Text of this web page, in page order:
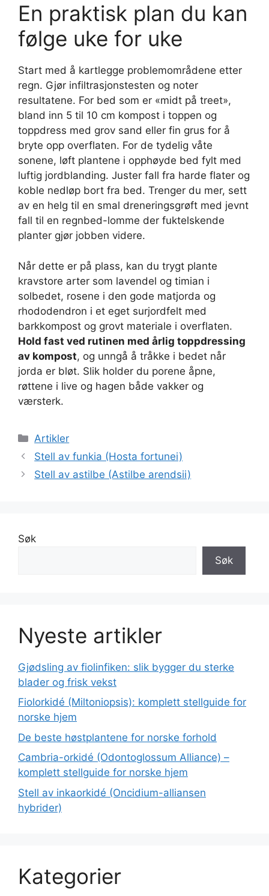
En praktisk plan du kan
følge uke for uke
Start med å kartlegge problemområdene etter
regn. Gjør infiltrasjonstesten og noter
resultatene. For bed som er «midt på treet»,
bland inn 5 til 10 cm kompost i toppen og
toppdress med grov sand eller fin grus for å
bryte opp overflaten. For de tydelig våte
sonene, løft plantene i opphøyde bed fylt med
luftig jordblanding. Juster fall fra harde flater og
koble nedløp bort fra bed. Trenger du mer, sett
av en helg til en smal dreneringsgrøft med jevnt
fall til en regnbed-lomme der fuktelskende
planter gjør jobben videre.
Når dette er på plass, kan du trygt plante
kravstore arter som lavendel og timian i
solbedet, rosene i den gode matjorda og
rhododendron i et eget surjordfelt med
barkkompost og grovt materiale i overflaten.
Hold fast ved rutinen med årlig toppdressing
av kompost, og unngå å tråkke i bedet når
jorda er bløt. Slik holder du porene åpne,
røttene i live og hagen både vakker og
værsterk.
Kategorier
Artikler
Stell av funkia (Hosta fortunei)
Stell av astilbe (Astilbe arendsii)
Søk
Søk
Nyeste artikler
Gjødsling av fiolinfiken: slik bygger du sterke
blader og frisk vekst
Fiolorkidé (Miltoniopsis): komplett stellguide for
norske hjem
De beste høstplantene for norske forhold
Cambria-orkidé (Odontoglossum Alliance) –
komplett stellguide for norske hjem
Stell av inkaorkidé (Oncidium-alliansen
hybrider)
Kategorier